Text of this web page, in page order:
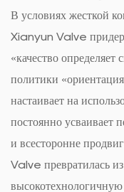
В условиях жесткой
Xianyun Valve
«качество определяет
политики
настаивает на
постоянно усваивает
и всесторонне
Valve превратилась
высокотехнологичную